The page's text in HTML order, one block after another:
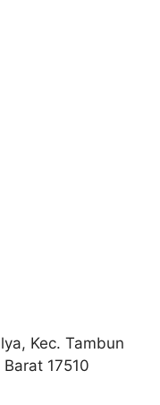
Kec. Tambun
17510